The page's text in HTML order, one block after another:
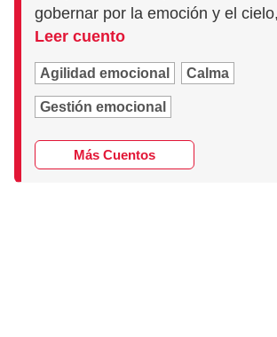
gobernar por la emoción y el
Leer cuento
Agilidad emocional Calma
Gestión emocional
Más Cuentos